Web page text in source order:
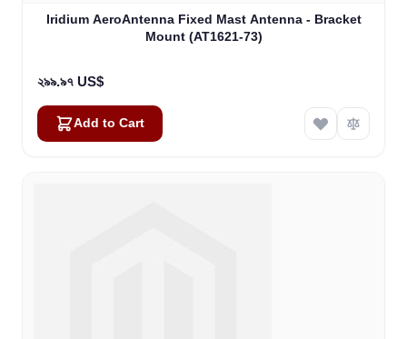
Iridium AeroAntenna Fixed Mast Antenna - Bracket
Mount (AT1621-73)
২৯৯.৯৭ US$
Add to Cart